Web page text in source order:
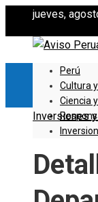
jueves,
Perú
Cultura
Ciencia
Inversiones